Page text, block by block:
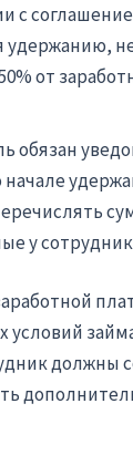
с
удержанию,
от
обязан
начале
у
условий
должны